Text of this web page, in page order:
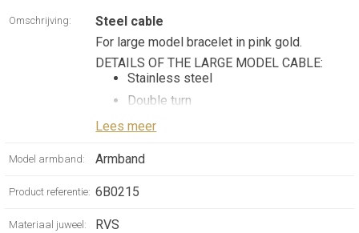
Omschrijving:
Steel cable
For large model bracelet in pink gold.
DETAILS OF THE LARGE MODEL CABLE:
Stainless steel
Double turn
Pink gold plated stainless steel end
Lees meer
Model armband: Armband
Product referentie: 6B0215
Materiaal juweel: RVS